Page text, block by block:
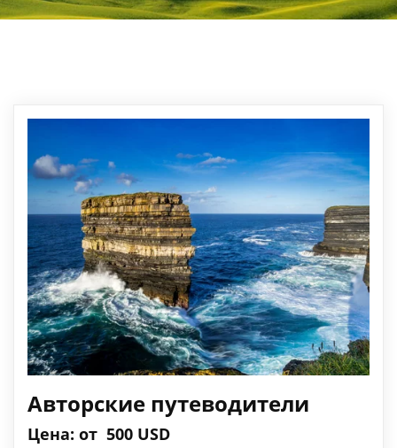
Авторские путеводители
Цена: от 500 USD